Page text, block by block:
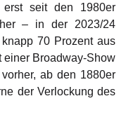
erst seit den 1980er
– in der 2023/24
70 Prozent aus
einer Broadway-Show
ab den 1880er
der Verlockung des